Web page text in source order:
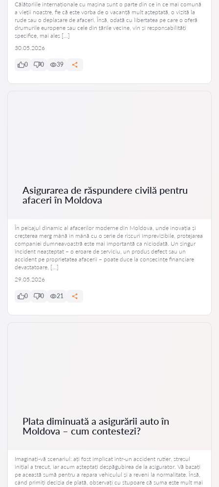
Călătoriile internaționale cu mașina sunt o parte din ce în ce mai comună
a vieții noastre, fie că este vorba de o vacanță mult așteptată, o vizită la
rude sau o deplasare de afaceri. Însă, odată cu libertatea pe care o oferă
drumurile europene sau cele din țările vecine, vin și responsabilități
specifice, mai ales […]
30.05.2026
0 0 39
Asigurarea de răspundere civilă pentru
afaceri în Moldova
În peisajul dinamic al afacerilor moderne din Moldova, unde inovația și
creșterea merg mână în mână cu o serie de riscuri imprevizibile, protejarea
companiei dumneavoastră este mai importantă ca niciodată. Un singur
incident neașteptat – o eroare de serviciu, un produs defect sau un
accident pe proprietatea afacerii – poate duce la consecințe financiare
devastatoare, […]
29.05.2026
0 0 21
Plata diminuată a asigurării auto în
Moldova – cum contestezi?
Imaginați-vă scenariul: ați fost implicat într-un accident rutier, stresul
inițial a trecut, iar acum așteptați despăgubirea de la asigurator. Vă bazați
pe această sumă pentru a repara vehiculul și a reveni la normalitate. Însă,
când primiți decizia de plată, observați cu stupoare că suma este mult mai